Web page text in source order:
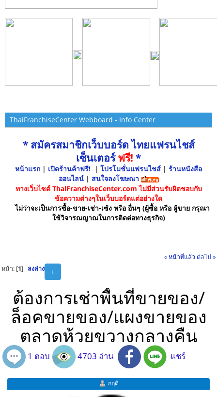
ThaiFranchiseCenter Webboard - Info Center
* สมัครสมาชิกเว็บบอร์ด ไทยแฟรนไชส์
เซ็นเตอร์ฟรี! *
หน้าแรก | เปิดร้านค้าฟรี! | โปรโมชั่นแฟรนไชส์ | ร้านหนังสือ
ออนไลน์ | สนใจลงโฆษณา
ทางเว็บไซต์ ThaiFranchiseCenter.com ไม่มีส่วนรับผิดชอบกับ
ข้อความต่างๆในเว็บบอร์ดแต่อย่างใด
ไม่ว่าจะเป็นการซื้อ-ขาย-เช่า-เซ้ง หรือ อื่นๆ (ผู้ซื้อ หรือ ผู้ขาย กรุณา
ใช้วิจารณญาณในการติดต่อทางธุรกิจ)
« หน้าที่แล้ว ต่อไป »
+
หน้า: [1] ลงล่าง
ต้องการเช่าพื้้นที่ขายของ/
ล็อคขายของ/แผงขายของ
ตลาดห้วยขวางกลางคืน
1 ตอบ 4703 อ่าน แชร์
กฤติ